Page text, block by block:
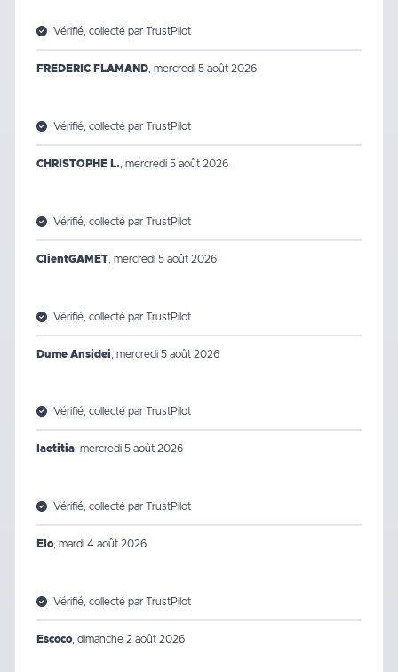
Vérifié, collecté par TrustPilot
FREDERIC FLAMAND mercredi 5 août 2026
Vérifié, collecté par TrustPilot
CHRISTOPHE L. mercredi 5 août 2026
Vérifié, collecté par TrustPilot
ClientGAMET mercredi 5 août 2026
Vérifié, collecté par TrustPilot
Dume Ansidei mercredi 5 août 2026
Vérifié, collecté par TrustPilot
laetitia, mercredi 5 août 2026
Vérifié, collecté par TrustPilot
Elo, mardi 4 août 2026
Vérifié, collecté par TrustPilot
Escoco, dimanche 2 août 2026